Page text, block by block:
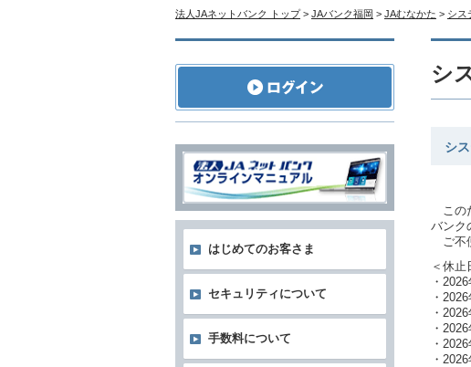
法人JAネットバンク トップ > JAバンク福岡 > JAむなかた > シス
シ
シ
この
バンク
ご不
＜休止
・
・
・
・
・
・
はじめてのお客さま
セキュリティについて
手数料について